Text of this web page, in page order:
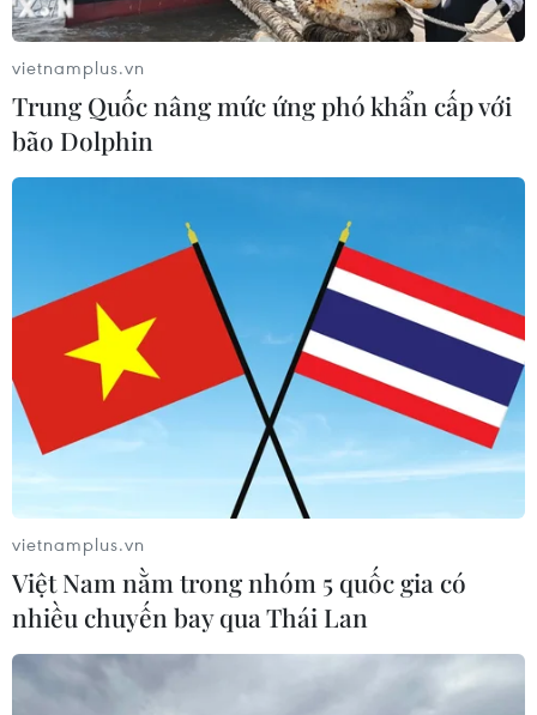
Thêm một trường hợp tử vong do nhiễm
khuẩn Listeria ở Australia
07/03/2018 10:55
Nhà chức trách Australia ngày 7/3 cho biết tại nước này
đã có thêm một trường hợp tử vong do nhiễm vi khuẩn
đường ruột Listeria monocytogenes sau khi ăn dưa lưới
được trồng trong nước.
vietnamplus.vn
Trung Quốc nâng mức ứng phó khẩn cấp với
bão Dolphin
vietnamplus.vn
Việt Nam nằm trong nhóm 5 quốc gia có
nhiều chuyến bay qua Thái Lan